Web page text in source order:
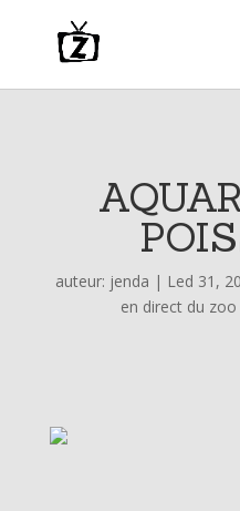
auteur: jenda | Led 31,
en direct du zoo